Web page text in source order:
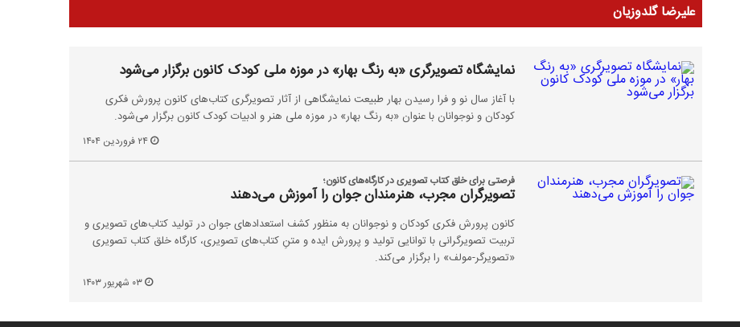
علیرضا گلدوزیان
نمایشگاه تصویرگری «به رنگ بهار» در موزه ملی کودک کانون برگزار می‌شود
با آغاز سال نو و فرا رسیدن بهار طبیعت نمایشگاهی از آثار تصویرگری کتاب‌های کانون پرورش فکری
کودکان و نوجوانان با عنوان «به رنگ بهار» در موزه ملی هنر و ادبیات کودک کانون برگزار می‌شود.
۲۴ فروردین ۱۴۰۴
فرصتی برای خلق کتاب تصویری در کارگاه‌های کانون؛
تصویرگران مجرب، هنرمندان جوان را آموزش می‌دهند
کانون پرورش فکری کودکان و نوجوانان به منظور کشف استعدادهای جوان در تولید کتاب‌های تصویری و
تربیت تصویرگرانی با توانایی تولید و پرورش ایده و متنِ کتاب‌های تصویری، کارگاه خلق کتاب تصویری
«تصویرگر-مولف» را برگزار می‌کند.
۰۳ شهریور ۱۴۰۳